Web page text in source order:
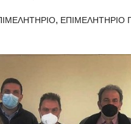
, ΕΠΙΜΕΛΗΤΗΡΙΟ